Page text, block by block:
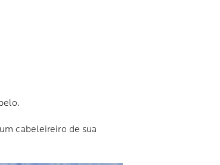
cabeleireiro de sua